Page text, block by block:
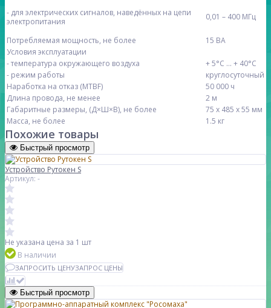
- для электрических сигналов, наведённых на цепи
электропитания
0,01 – 400 МГц
Потребляемая мощность, не более
15 ВА
Условия эксплуатации
- температура окружающего воздуха
+ 5°С … + 40°С
- режим работы
круглосуточный
Наработка на отказ (MTBF)
50 000 ч
Длина провода, не менее
2 м
Габаритные размеры, (Д×Ш×В), не более
75 х 485 х 55 мм
Масса, не более
1.5 кг
Похожие товары
Быстрый просмотр
Устройство Рутокен S
Артикул: -
Не указана цена за 1 шт
В наличии
ЗАПРОСИТЬ ЦЕНУЗАПРОС ЦЕНЫ
Быстрый просмотр